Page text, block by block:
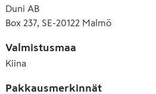
Duni AB
Box 237, SE-20122 Malmö
Valmistusmaa
Kiina
Pakkausmerkinnät